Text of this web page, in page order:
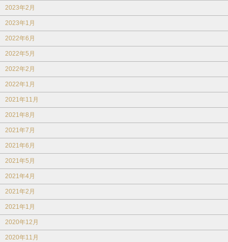
2023年2月
2023年1月
2022年6月
2022年5月
2022年2月
2022年1月
2021年11月
2021年8月
2021年7月
2021年6月
2021年5月
2021年4月
2021年2月
2021年1月
2020年12月
2020年11月